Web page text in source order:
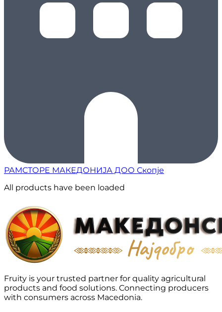
РАМСТОРЕ МАКЕДОНИЈА ДОО Скопје
All products have been loaded
Fruity is your trusted partner for quality agricultural
products and food solutions. Connecting producers
with consumers across Macedonia.